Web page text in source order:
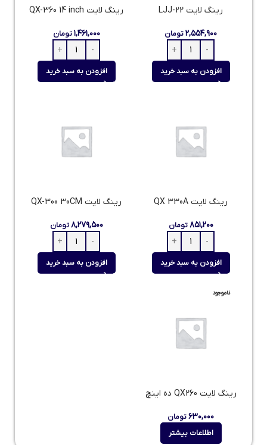
رینگ لایت LJJ-22
۲,۵۵۴,۹۰۰تومان
افزودن به سبد خرید
رینگ لایت QX-360 14 inch
۱,۴۶۱,۰۰۰ تومان
افزودن به سبد خرید
رینگ لایت QX 330A
۸۵۱,۲۰۰ تومان
افزودن به سبد خرید
رینگ لایت QX-300 30CM
۸,۲۷۹,۵۰۰ تومان
افزودن به سبد خرید
ناموجود
رینگ لایت QX260 ده اینچ
۶۳۰,۰۰۰تومان
اطلاعات بیشتر